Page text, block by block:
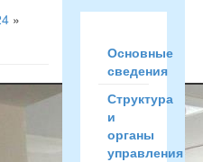
»
Основные
сведения
Структура
и
органы
управления